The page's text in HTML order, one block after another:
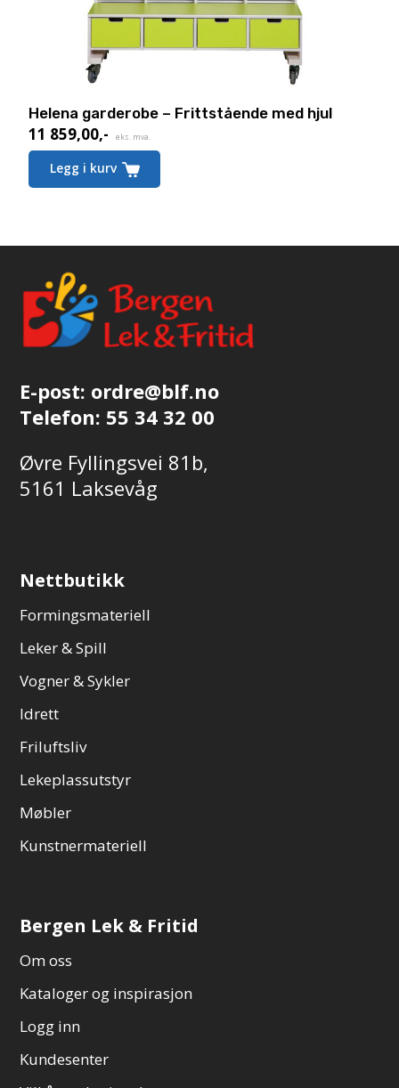
Helena garderobe – Frittstående med hjul
11 859,00,- eks. mva.
Legg i kurv
Dette
har
produktsiden
E-post: ordre@blf.no
Telefon: 55 34 32 00
Øvre Fyllingsvei 81b,
5161 Laksevåg
Nettbutikk
Formingsmateriell
Leker & Spill
Vogner & Sykler
Idrett
Friluftsliv
Lekeplassutstyr
Møbler
Kunstnermateriell
Bergen Lek & Fritid
Om oss
Kataloger og inspirasjon
Logg inn
Kundesenter